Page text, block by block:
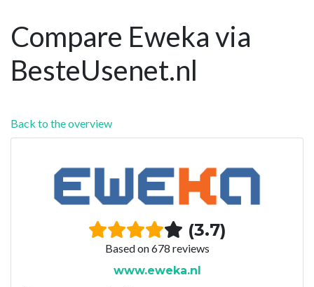
Compare Eweka via
BesteUsenet.nl
Back to the overview
(3.7)
Based on 678 reviews
www.eweka.nl